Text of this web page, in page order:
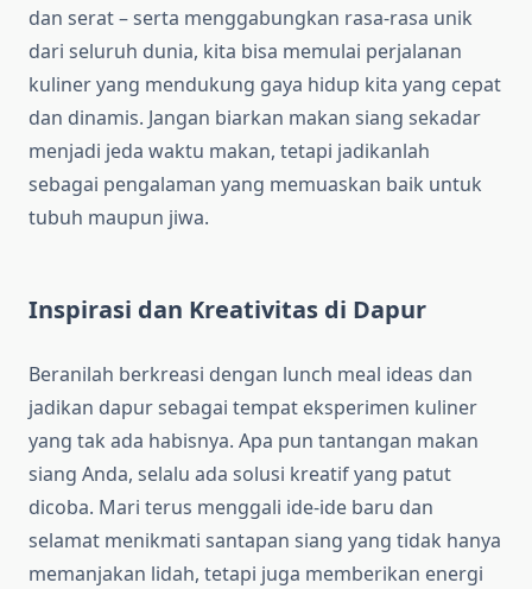
dan serat – serta menggabungkan rasa-rasa unik
dari seluruh dunia, kita bisa memulai perjalanan
kuliner yang mendukung gaya hidup kita yang cepat
dan dinamis. Jangan biarkan makan siang sekadar
menjadi jeda waktu makan, tetapi jadikanlah
sebagai pengalaman yang memuaskan baik untuk
tubuh maupun jiwa.
Inspirasi dan Kreativitas di Dapur
Beranilah berkreasi dengan lunch meal ideas dan
jadikan dapur sebagai tempat eksperimen kuliner
yang tak ada habisnya. Apa pun tantangan makan
siang Anda, selalu ada solusi kreatif yang patut
dicoba. Mari terus menggali ide-ide baru dan
selamat menikmati santapan siang yang tidak hanya
memanjakan lidah, tetapi juga memberikan energi